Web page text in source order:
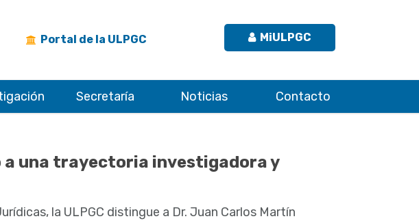
Portal de la ULPGC MiULPGC
Secretaría Noticias Contacto
una trayectoria investigadora y
la ULPGC distingue a Dr. Juan Carlos Martín